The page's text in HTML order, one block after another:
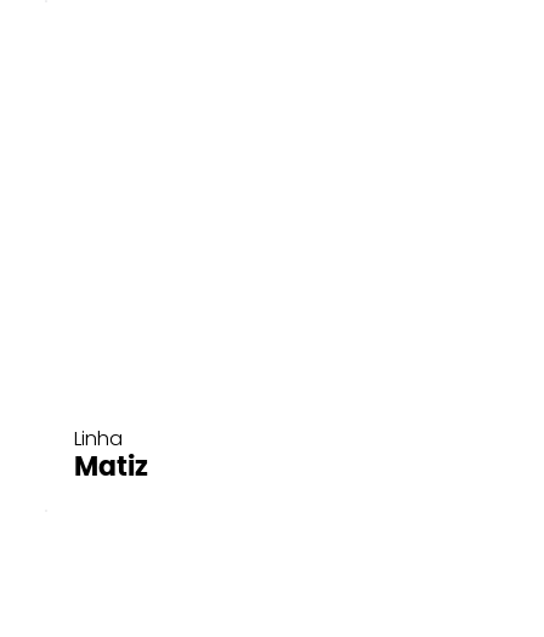
Linha
Matiz